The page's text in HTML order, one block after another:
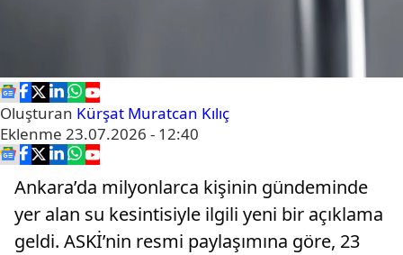
Oluşturan Kürşat Muratcan Kılıç
Eklenme 23.07.2026 - 12:40
Ankara’da milyonlarca kişinin gündeminde
yer alan su kesintisiyle ilgili yeni bir açıklama
geldi. ASKİ’nin resmi paylaşımına göre, 23